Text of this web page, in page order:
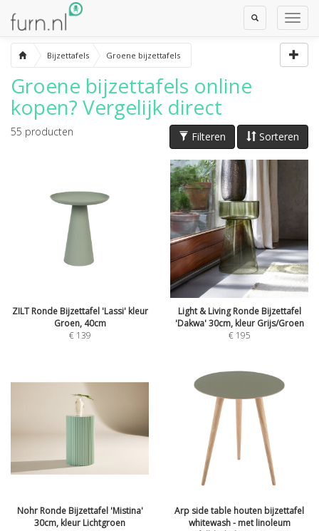
Toggle
Search
Bijzettafels Groene bijzettafels
Groene bijzettafels online
kopen? Vergelijk direct
Sorteren
Filteren
55 producten
ZILT Ronde Bijzettafel 'Lassi' kleur
Groen, 40cm
€ 139
Light & Living Ronde Bijzettafel
'Dakwa' 30cm, kleur Grijs/Groen
€ 195
Nohr Ronde Bijzettafel 'Mistina'
30cm, kleur Lichtgroen
Arp side table houten bijzettafel
whitewash - met linoleum